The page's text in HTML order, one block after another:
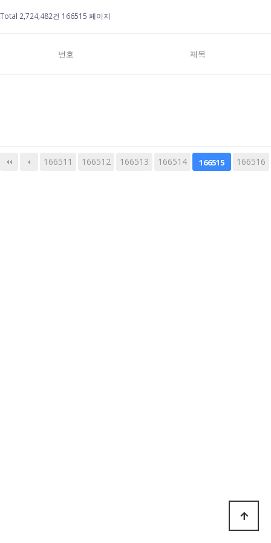
Total 2,724,482건 166515 페이지
번호 제목
166511 166512 166513 166514 166515 166516
다음 맨끝